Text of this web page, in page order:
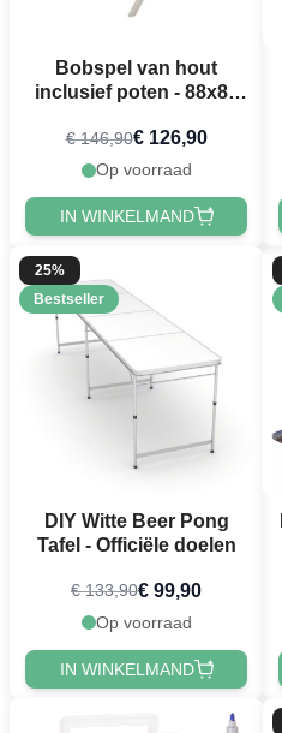
Bobspel van hout
inclusief poten - 88x88
€ 146,90€ 126,90
Op voorraad
IN WINKELMAND
25%
Bestseller
DIY Witte Beer Pong
Tafel - Officiële doelen
€ 133,90€ 99,90
Op voorraad
IN WINKELMAND